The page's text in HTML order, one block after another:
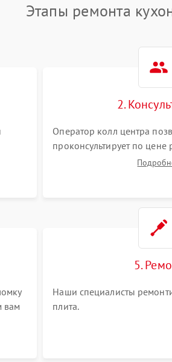
Этапы ремонта
2.
Оператор колл центра
проконсультирует по цене
кухонной плиты а также
вам
5.
Наши специалисты
плита.